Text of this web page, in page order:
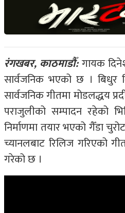
रंगखबर, काठमाडौँ:गायक
सार्वजनिक भएको छ । बिधुर
सार्वजनिक गीतमा मोडलद्धय
पराजुलीको सम्पादन रहेको
निर्माणमा तयार भएको गैँडा
च्यानलबाट रिलिज गरिएको
गरेको छ ।